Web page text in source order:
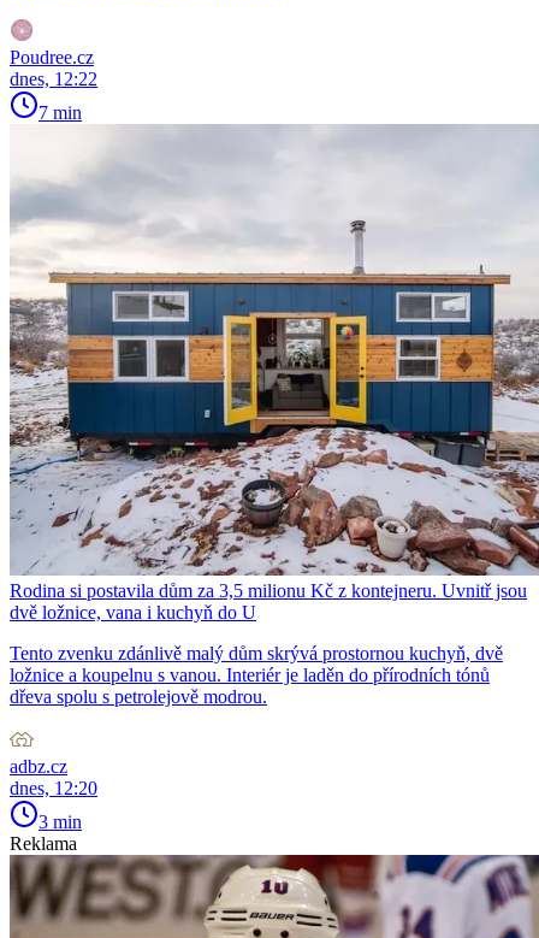
Poudree.cz
dnes, 12:22
7 min
Rodina si postavila dům za 3,5 milionu Kč z kontejneru. Uvnitř jsou
dvě ložnice, vana i kuchyň do U
Tento zvenku zdánlivě malý dům skrývá prostornou kuchyň, dvě
ložnice a koupelnu s vanou. Interiér je laděn do přírodních tónů
dřeva spolu s petrolejově modrou.
adbz.cz
dnes, 12:20
3 min
Reklama